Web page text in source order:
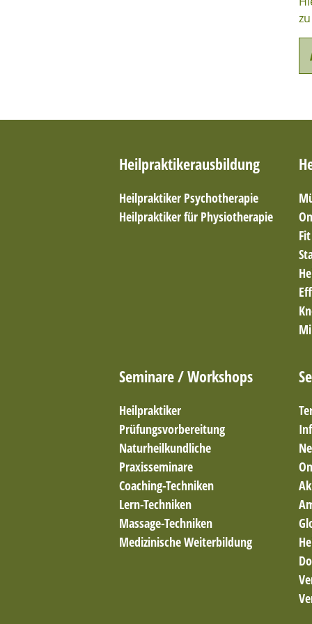
Heilpraktikerausbildung
Heilpraktiker Psychotherapie
Heilpraktiker für Physiotherapie
Seminare / Workshops
Heilpraktiker
Prüfungsvorbereitung
Naturheilkundliche
Praxisseminare
Coaching-Techniken
Lern-Techniken
Massage-Techniken
Medizinische Weiterbildung